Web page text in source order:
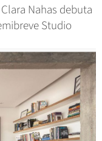
Nahas debuta
Studio